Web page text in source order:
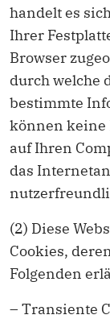
handelt es
Ihrer
Browser
durch welche
bestimmte
können keine
auf Ihren
das
(2) Diese
Cookies,
Folgenden
– Transiente